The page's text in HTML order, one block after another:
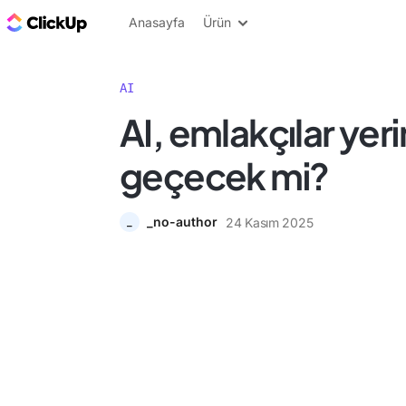
ClickUp Blog
Anasayfa Ürün
AI
AI, emlakçılar
geçecek mi?
_no-author 24 Kasım 2025